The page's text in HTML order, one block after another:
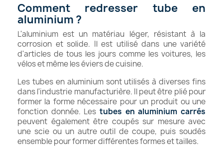
Comment redresser tube en
aluminium ?
L'aluminium est un matériau léger, résistant à la
corrosion et solide. Il est utilisé dans une variété
d'articles de tous les jours comme les voitures, les
vélos et même les éviers de cuisine.
Les tubes en aluminium sont utilisés à diverses fins
dans l'industrie manufacturière. Il peut être plié pour
former la forme nécessaire pour un produit ou une
fonction donnée. Les tubes en aluminium carrés
peuvent également être coupés sur mesure avec
une scie ou un autre outil de coupe, puis soudés
ensemble pour former différentes formes et tailles.